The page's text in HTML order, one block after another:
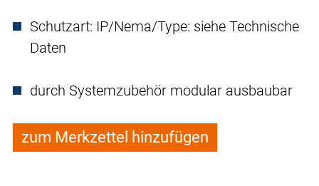
Schutzart: IP/Nema/Type: siehe Technische
Daten
durch Systemzubehör modular ausbaubar
zum Merkzettel hinzufügen